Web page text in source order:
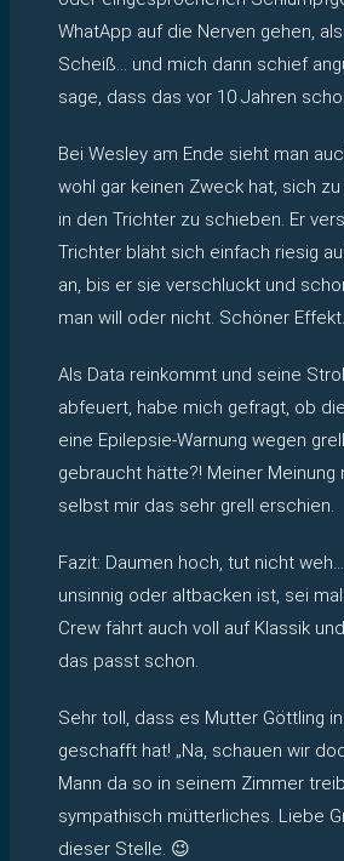
WhatApp auf die Nerven gehen,
Scheiß… und mich dann schief
sage, dass das vor 10 Jahren
Bei Wesley am Ende sieht man
wohl gar keinen Zweck hat, sich
in den Trichter zu schieben. Er
Trichter bläht sich einfach riesig
an, bis er sie verschluckt und
man will oder nicht. Schöner Effekt.
Als Data reinkommt und seine
abfeuert, habe mich gefragt, ob
eine Epilepsie-Warnung wegen
gebraucht hätte?! Meiner Meinung
selbst mir das sehr grell erschien.
Fazit: Daumen hoch, tut nicht
unsinnig oder altbacken ist, sei
Crew fährt auch voll auf Klassik
das passt schon.
Sehr toll, dass es Mutter Göttling
geschafft hat! „Na, schauen wir
Mann da so in seinem Zimmer
sympathisch mütterliches. Liebe
dieser Stelle. 😉